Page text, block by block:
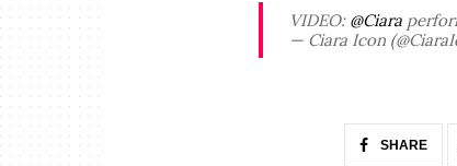
VIDEO: @Ciara
— Ciara Icon
SHARE